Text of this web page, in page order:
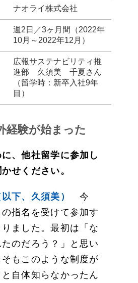
ナオライ株式会社
週2日／3ヶ月間（2022年
10月～2022年12月）
広報サステナビリティ推
進部 久須美 千夏さん
（留学時：新卒入社9年
目）
経験が始まった
に、他社留学に参加し
せください。
下、久須美）
今
指名を受けて参加す
ました。最初は「な
のだろう？」と思い
もこのような制度が
自体知らなかったん